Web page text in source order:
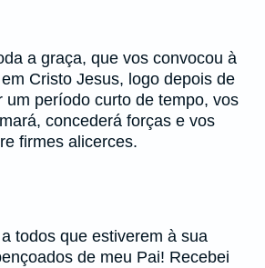
a graça, que vos convocou à
Cristo Jesus, logo depois de
um período curto de tempo, vos
concederá forças e vos
firmes alicerces.
todos que estiverem à sua
de meu Pai! Recebei